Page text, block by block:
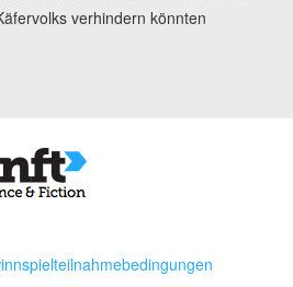
verhindern könnten